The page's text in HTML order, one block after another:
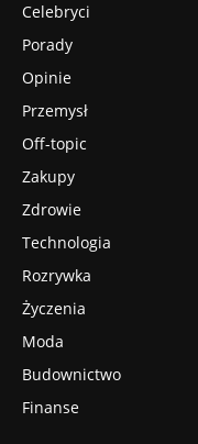
Celebryci
Porady
Opinie
Przemysł
Off-topic
Zakupy
Zdrowie
Technologia
Rozrywka
Życzenia
Moda
Budownictwo
Finanse